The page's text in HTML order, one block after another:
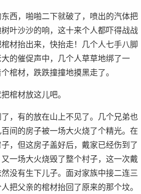
西，啪啪二下就破了，喷出的汽体把
叶沙沙的响，这十来个人都吓得战战
材抬出来，快抬走！几个人七手八脚
的催促声中，几个人草草地绑了一
棺材，跌跌撞撞地摸黑走了。
棺材放这儿吧。
，有的放在山上不见了。几个兄弟也
间的房子被一场大火烧了个精光。在
，但这房子盖好后，戴家已经伤到了
一场大火烧毁了整个村子，这一次戴
没有生下儿子。面对家族中接二连三
把父亲的棺材抬回了原来的那个坟。